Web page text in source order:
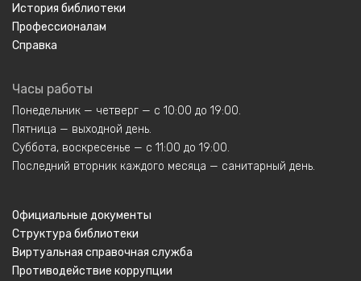
История библиотеки
Профессионалам
Справка
Часы работы
Понедельник — четверг — с 10:00 до 19:00.
Пятница — выходной день.
Суббота, воскресенье — с 11:00 до 19:00.
Последний вторник каждого месяца — санитарный день.
Официальные документы
Структура библиотеки
Виртуальная справочная служба
Противодействие коррупции